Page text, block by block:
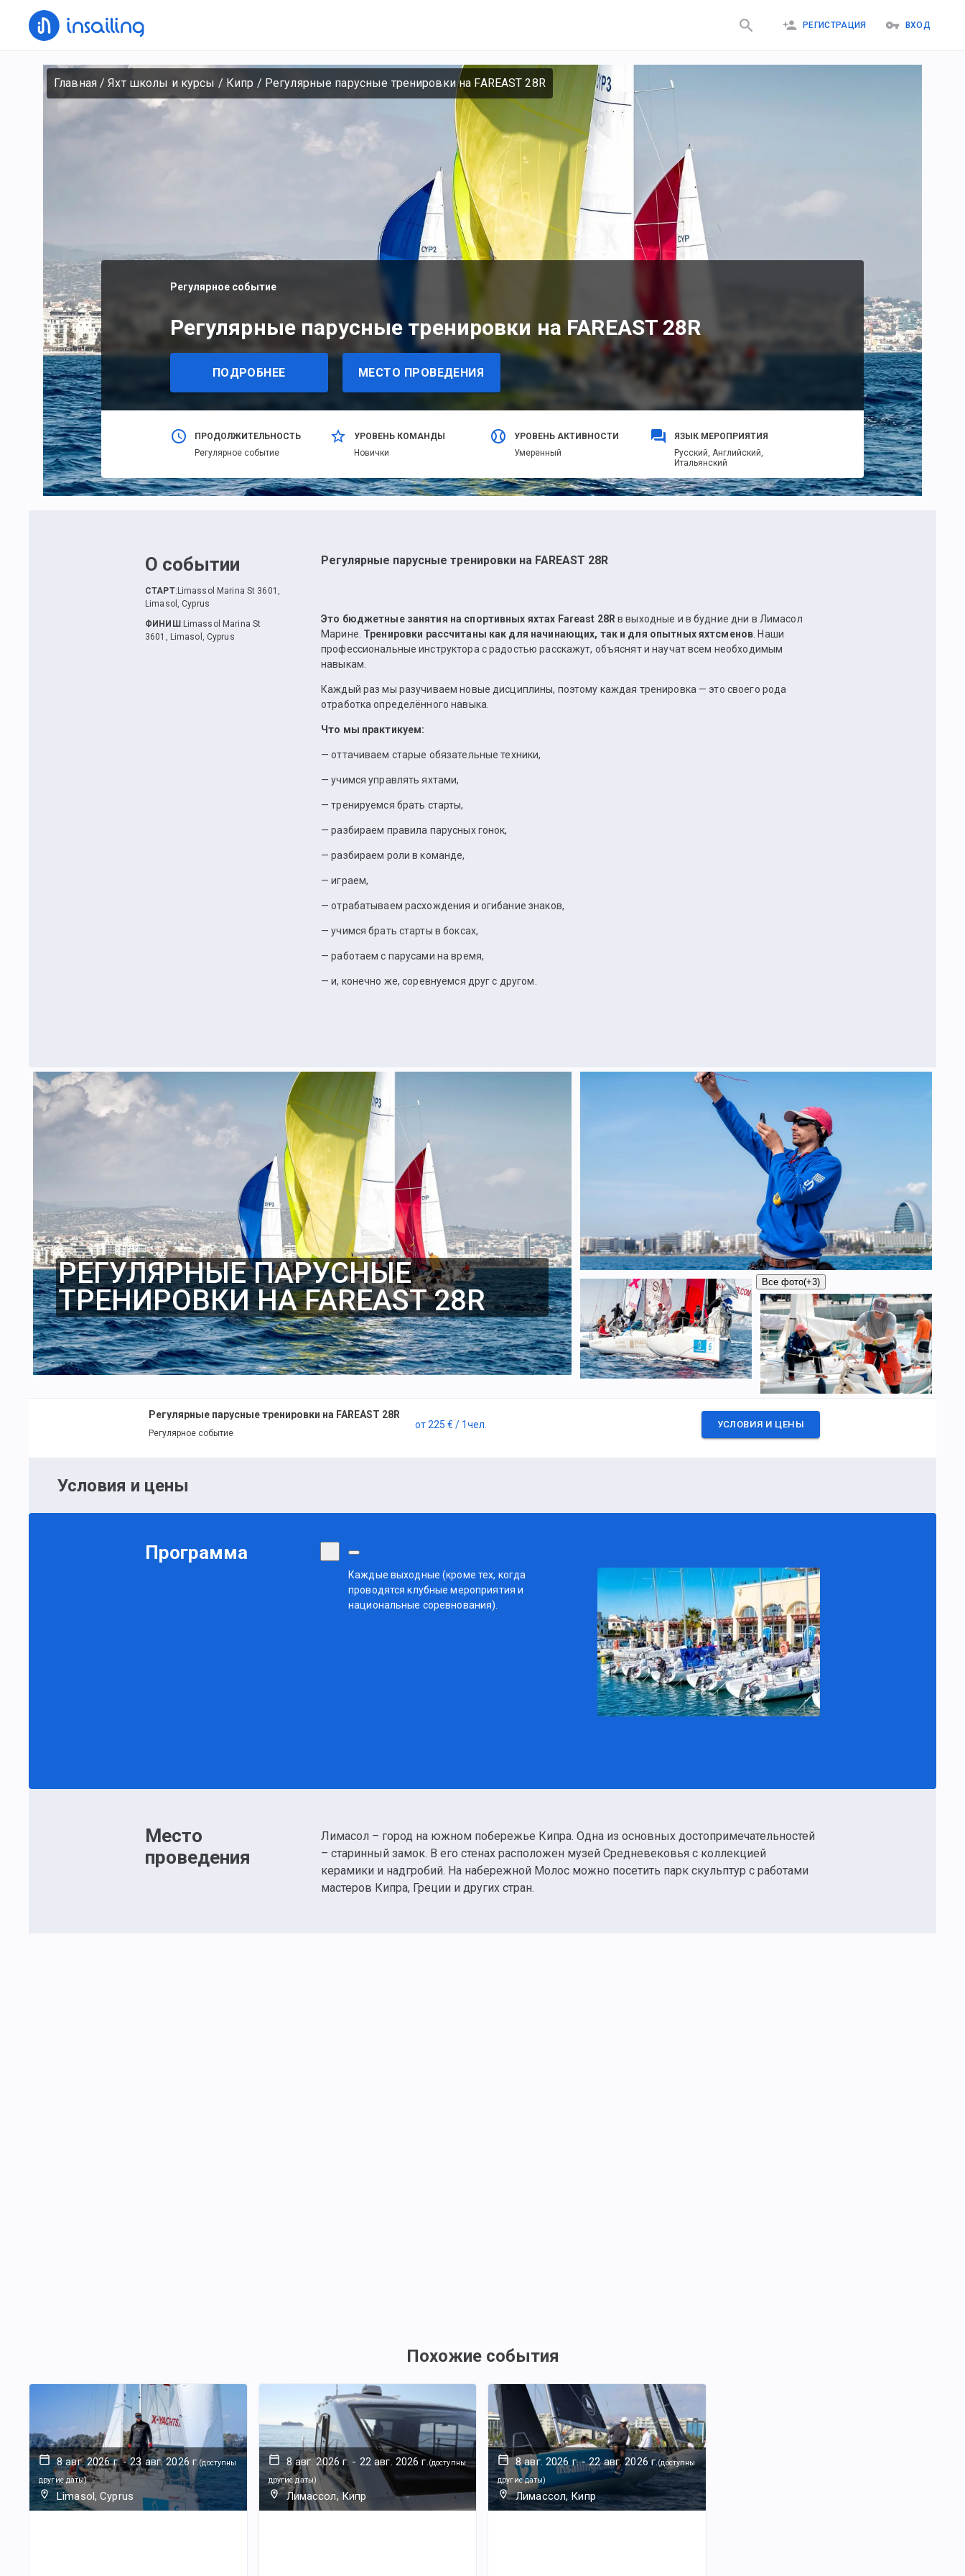
РЕГИСТРАЦИЯ ВХОД
Главная/Яхт школы и курсы / Кипр / Регулярные парусные тренировки на FAREAST 28R
Регулярное событие
Регулярные парусные тренировки на FAREAST 28R
ПОДРОБНЕЕ МЕСТО ПРОВЕДЕНИЯ
ПРОДОЛЖИТЕЛЬНОСТЬ
Регулярное событие
УРОВЕНЬ КОМАНДЫ
Новички
УРОВЕНЬ АКТИВНОСТИ
Умеренный
ЯЗЫК МЕРОПРИЯТИЯ
Русский, Английский,
Итальянский
О событии
СТАРТ: Limassol Marina St 3601,
Limasol, Cyprus
ФИНИШ : Limassol Marina St
3601, Limasol, Cyprus
Регулярные парусные тренировки на FAREAST 28R
Это бюджетные занятия на спортивных яхтах Fareast 28Rв выходные и в будние дни в Лимасол
Марине. Тренировки рассчитаны как для начинающих, так и для опытных яхтсменов. Наши
профессиональные инструктора с радостью расскажут, объяснят и научат всем необходимым
навыкам.
Каждый раз мы разучиваем новые дисциплины, поэтому каждая тренировка — это своего рода
отработка определённого навыка.
Что мы практикуем:
— оттачиваем старые обязательные техники,
— учимся управлять яхтами,
— тренируемся брать старты,
— разбираем правила парусных гонок,
— разбираем роли в команде,
— играем,
— отрабатываем расхождения и огибание знаков,
— учимся брать старты в боксах,
— работаем с парусами на время,
— и, конечно же, соревнуемся друг с другом.
РЕГУЛЯРНЫЕ ПАРУСНЫЕ
ТРЕНИРОВКИ НА FAREAST 28R
Все фото(+3)
Регулярные парусные тренировки на FAREAST 28R
Регулярное событие
от225 € / 1чел. УСЛОВИЯ И ЦЕНЫ
Условия и цены
Программа
Каждые выходные (кроме тех, когда
проводятся клубные мероприятия и
национальные соревнования).
Место
проведения
Лимасол – город на южном побережье Кипра. Одна из основных достопримечательностей
– старинный замок. В его стенах расположен музей Средневековья с коллекцией
керамики и надгробий. На набережной Молос можно посетить парк скульптур с работами
мастеров Кипра, Греции и других стран.
Похожие события
8 авг. 2026 г. - 23 авг. 2026 г.(доступны
другие даты)
Limasol, Cyprus
8 авг. 2026 г. - 22 авг. 2026 г.(доступны
другие даты)
Лимассол, Кипр
8 авг. 2026 г. - 22 авг. 2026 г.(доступны
другие даты)
Лимассол, Кипр